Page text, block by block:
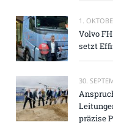
1.
Volvo
setzt
30.
präzise